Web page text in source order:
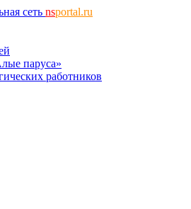
сеть nsportal.ru
паруса»
работников